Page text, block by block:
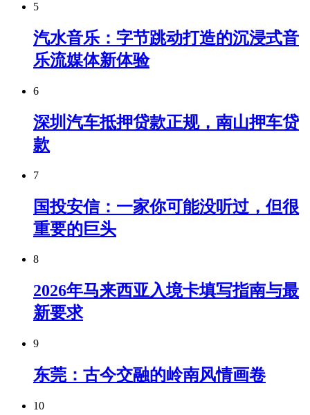
5
汽水音乐：字节跳动打造的沉浸式音
乐流媒体新体验
6
深圳汽车抵押贷款正规，南山押车贷
款
7
国投安信：一家你可能没听过，但很
重要的巨头
8
2026年马来西亚入境卡填写指南与最
新要求
9
东莞：古今交融的岭南风情画卷
10